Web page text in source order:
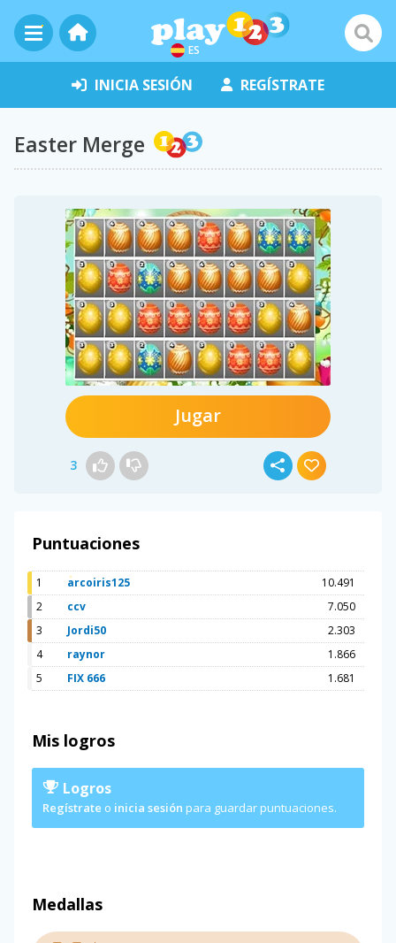
ES
INICIA SESIÓN REGÍSTRATE
Easter Merge
Jugar
3
Puntuaciones
1 arcoiris125
10.491
2
ccv
7.050
3
Jordi50
2.303
4
raynor
1.866
5
FIX 666 1.681
Mis logros
Logros
Regístrate o inicia sesión para guardar puntuaciones.
Medallas